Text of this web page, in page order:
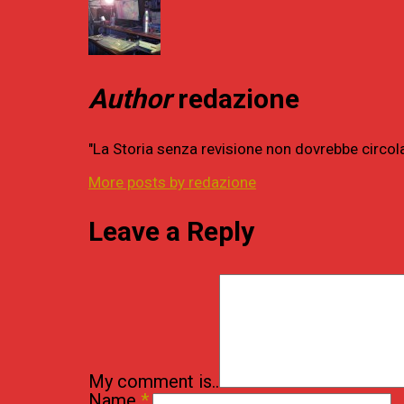
Authorredazione
"La Storia senza revisione non dovrebbe
More posts by redazione
Leave a Reply
My comment is..